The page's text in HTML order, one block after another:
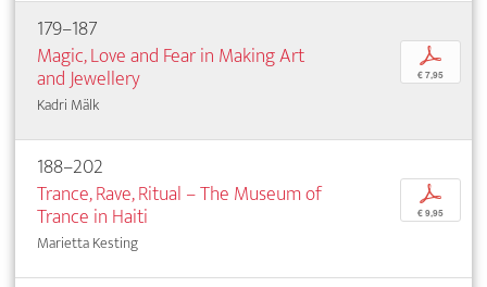
179–187
Magic, Love and Fear in Making Art
and Jewellery
Kadri Mälk
p
€ 7,95
188–202
Trance, Rave, Ritual – The Museum of
Trance in Haiti
Marietta Kesting
p
€ 9,95